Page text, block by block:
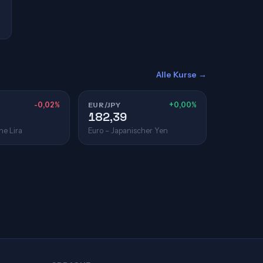
Alle Kurse →
-0,02%
Lira
EUR/JPY +0,00%
182,39
Euro – Japanischer Yen